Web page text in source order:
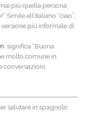
più quella persona;
Simile all’italiano “ciao”,
versione più informale di
: significa “Buona
molto comune in
conversazioni.
salutare in spagnolo